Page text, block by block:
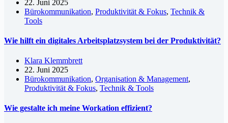
22. Juni 2025
Bürokommunikation, Produktivität & Fokus, Technik &
Tools
Wie hilft ein digitales Arbeitsplatzsystem bei der Produktivität?
Klara Klemmbrett
22. Juni 2025
Bürokommunikation, Organisation & Management,
Produktivität & Fokus, Technik & Tools
Wie gestalte ich meine Workation effizient?